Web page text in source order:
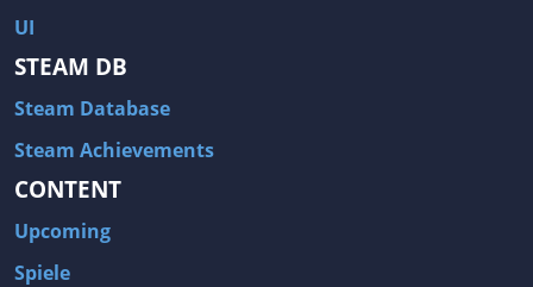
UI
STEAM DB
Steam Database
Steam Achievements
CONTENT
Upcoming
Spiele